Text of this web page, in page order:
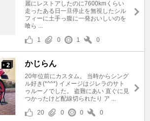
麗にレストアしたのに7600kmくらい
走ったある日一旦停止を無視したシル
フィーに土手っ腹に一発おいしいのを
喰ら ...
1
0 1 0
+ 2 かじらん
20年位前にカスタム。 当時からシング
ル好き(*^^*) イメージはジレラのサト
ゥルーノでした。 盗難にあい 直ぐに見
つかったけど配線切られたり ア ...
20
0 0 0